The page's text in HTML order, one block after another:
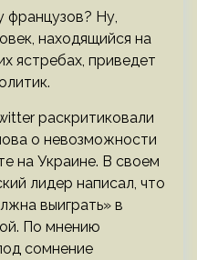
французов? Ну,
находящийся на
ястребах, приведет
раскритиковали
о невозможности
на Украине. В своем
лидер написал, что
выиграть» в
По мнению
сомнение